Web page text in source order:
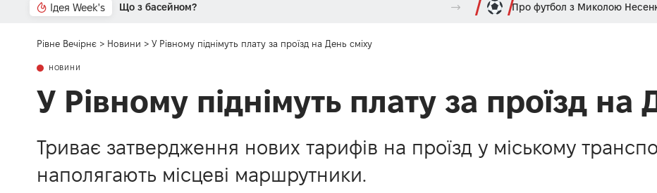
Ідея Week's Про футбол з Миколою
Рівне Вечірнє > Новини > У Рівному піднімуть плату за проїзд на День сміху
НОВИНИ
У Рівному піднімуть плату за проїзд на
Триває затвердження нових тарифів на проїзд у міському
наполягають місцеві маршрутники.